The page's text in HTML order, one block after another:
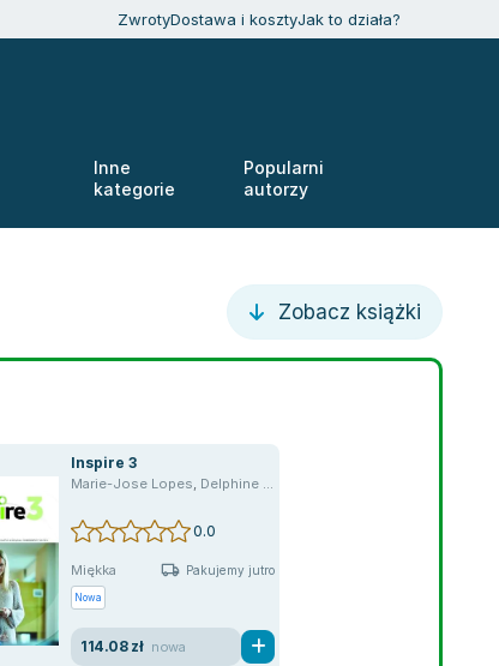
ZwrotyDostawa i kosztyJak to działa?
Inne
kategorie
Popularni
autorzy
Zobacz książki
Inspire 3
Marie-Jose Lopes, Delphine Twardowski-Viettes
0.0
Miękka Pakujemy jutro
Nowa
114.08 zł nowa